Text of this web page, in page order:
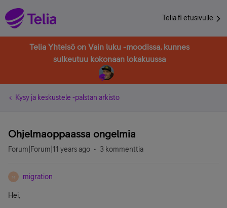
Telia.fi etusivulle
Telia Yhteisö on Vain luku -moodissa, kunnes
sulkeutuu kokonaan lokakuussa
Kysy ja keskustele -palstan arkisto
Ohjelmaoppaassa ongelmia
Forum|Forum|11 years ago 3 kommenttia
M migration
Hei,